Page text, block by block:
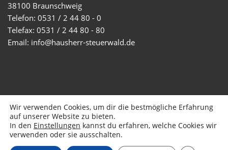
38100 Braunschweig
Telefon: 0531 / 2 44 80 - 0
Telefax: 0531 / 2 44 80 - 80
Email: info@hausherr-steuerwald.de
© 2026 Hausherr Steuerwald Startseite
Impressum
Wir verwenden Cookies, um dir die bestmögliche Erfahrung
auf unserer Website zu bieten.
In den Einstellungen kannst du erfahren, welche Cookies wir
verwenden oder sie ausschalten.